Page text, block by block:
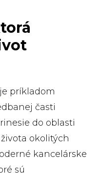
je príkladom
časti
do oblasti
okolitých
kancelárske
sú